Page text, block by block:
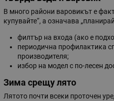
В много райони варовикът е
купувайте“, а означава
филтър на входа (ако е
периодична профилактика
производителя;
избор на модел с по-лесен
Зима срещу лято
Лятото почти всеки проточен